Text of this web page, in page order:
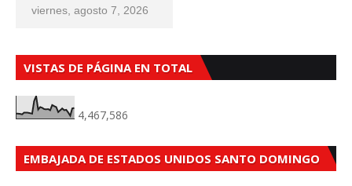
viernes, agosto 7, 2026
VISTAS DE PÁGINA EN TOTAL
4,467,586
EMBAJADA DE ESTADOS UNIDOS SANTO DOMINGO